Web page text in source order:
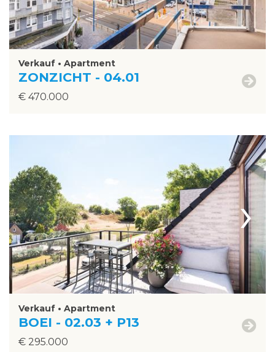
Verkauf • Apartment
ZONZICHT - 04.01
€ 470.000
›
Verkauf • Apartment
BOEI - 02.03 + P13
€ 295.000